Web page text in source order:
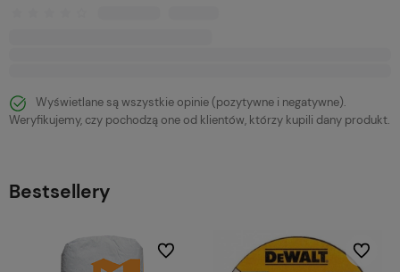
Wyświetlane są wszystkie opinie (pozytywne i negatywne).
Weryfikujemy, czy pochodzą one od klientów, którzy kupili dany produkt.
Bestsellery
Do ulubionych Do